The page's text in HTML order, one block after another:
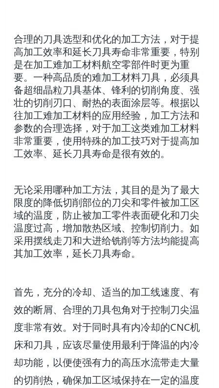
合理的刀具选型和优化的加工方法，对于提
高加工效率和延长刀具寿命非常重要，特别
是在加工难加工材料航空零部件时更为重
要。一种高品质的难加工材料刀具，必须具
备超细晶粒刀具基体、锋利的切削角度、强
壮的切削刃口、耐热的表面涂层等。根据以
往加工难加工材料的应用经验，加工方法和
参数的合理选择，对于加工这类难加工材料
非常重要，使用特殊的加工技巧对于提高加
工效率、延长刀具寿命是很有效的。
无论采用哪种加工方法，其目的是为了最大
限度的降低切削部位的刀尖和零件被加工区
域的温度，防止被加工零件表面硬化和刀尖
温度过高，增加散热区域、控制切削力。如
采用摆线走刀和大进给铣削等方法均能提高
其加工效率，延长刀具寿命。
首先，充分的冷却、适当的加工线速度、有
效的断屑、合理的刀具包角对于控制刀尖温
度非常有效。对于同时具有内冷却的CNC机
床和刀具，应该尽量使用最利于降温的内冷
却功能，以便使强有力的高压水流带走大量
的切削热，确保加工区域保持在一定的温度